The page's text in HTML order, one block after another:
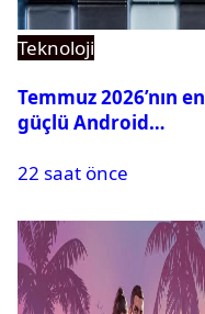
Teknoloji
Temmuz 2026’nın en
güçlü Android
22 saat önce